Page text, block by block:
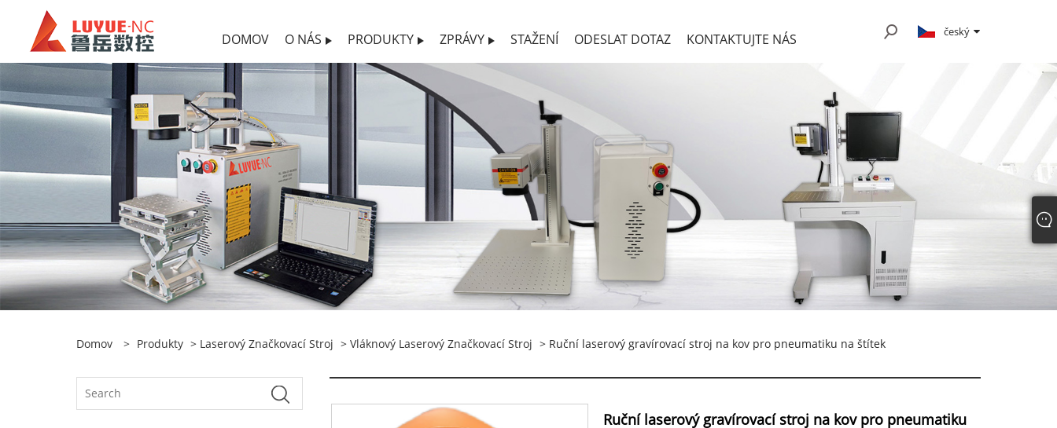
DOMOV O NÁS PRODUKTY ZPRÁVY STAŽENÍ ODESLAT DOTAZ KONTAKTUJTE NÁS český
Domov > Produkty > Laserový Značkovací Stroj > Vláknový Laserový Značkovací Stroj > Ruční laserový gravírovací stroj na kov pro pneumatiku na štítek
Ruční laserový gravírovací stroj na kov pro pneumatiku